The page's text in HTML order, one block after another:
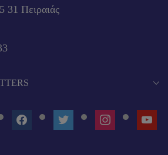
31 Πειραιάς
FACEBOOKTWITTER INSTAGRAM